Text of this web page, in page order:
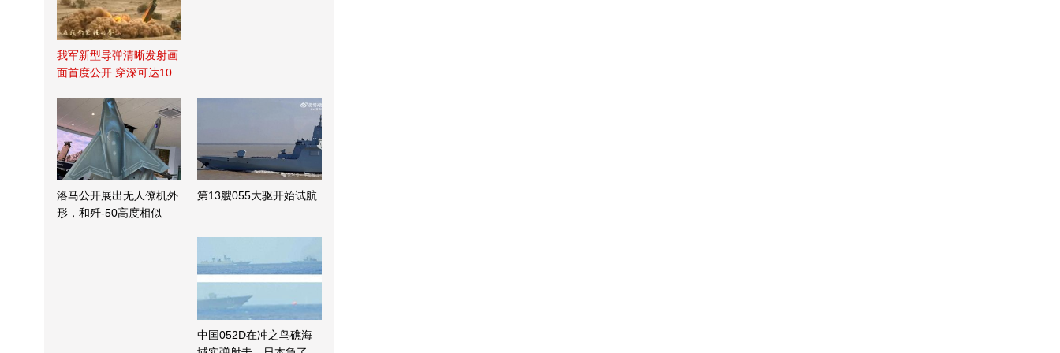
我军新型导弹清晰发射画
面首度公开 穿深可达10
洛马公开展出无人僚机外
形，和歼-50高度相似
第13艘055大驱开始试航
中国052D在冲之鸟礁海